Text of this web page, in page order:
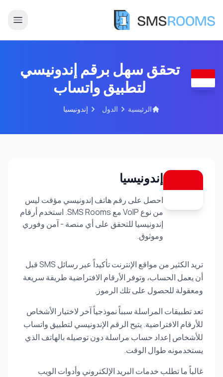
تحقق سهل برقم إندونيسي
لتطبيق واتساب
الرئيسية الدول إندونيسيا
إندونيسيا
احصل على رقم هاتف إندونيسي مؤقت ليس
من نوع VoIP مع SMS Rooms. استخدم أرقام
إندونيسيا للتحقق على أي منصة - آمن وفوري
وموثوق.
تريد الكثير من مواقع الإنترنت تأكيداً عبر رسائل SMS قبل
أن يعمل الحساب، وتوفر الأرقام الافتراضية طريقة سريعة
ومعقولة للحصول على تلك الرموز.
تعد تطبيقات المراسلة سبباً نموذجياً آخر لاختيار الأشخاص
للأرقام الافتراضية. يتيح الرقم الإندونيسي لتطبيق واتساب
للأشخاص إعداد حساب مراسلة دون توصيله بالهاتف الذي
يستخدمونه طوال الوقت.
غالباً ما تطلب خدمات البريد الإلكتروني وأدوات الويب